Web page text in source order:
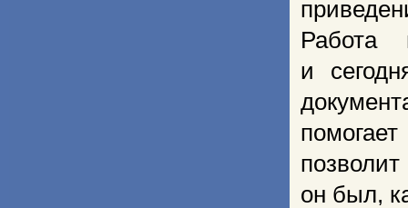
Работа
и
он был,